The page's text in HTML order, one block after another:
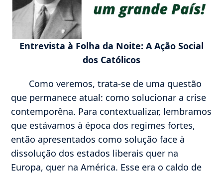
Entrevista à Folha da Noite: A Ação Social
dos Católicos
Como veremos, trata-se de uma questão
que permanece atual: como solucionar a crise
contemporêna. Para contextualizar, lembramos
que estávamos à época dos regimes fortes,
então apresentados como solução face à
dissolução dos estados liberais quer na
Europa, quer na América. Esse era o caldo de